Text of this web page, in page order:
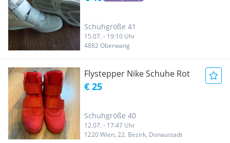
Schuhgröße 41
15.07. - 19:10 Uhr
4882 Oberwang
Flystepper Nike Schuhe Rot
€ 25
Schuhgröße 40
12.07. - 17:47 Uhr
1220 Wien, 22. Bezirk, Donaustadt